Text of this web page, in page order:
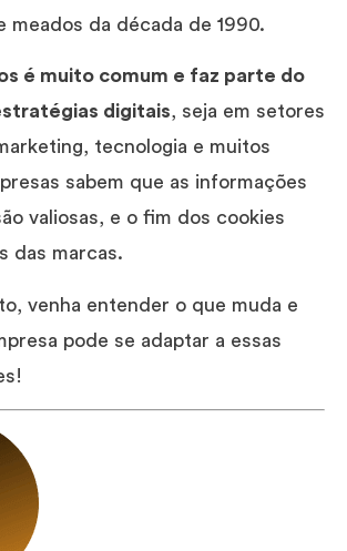
meados da década de 1990.
é muito comum e faz parte do
digitais, seja em setores
tecnologia e muitos
sabem que as informações
valiosas, e o fim dos cookies
das marcas.
venha entender o que muda e
pode se adaptar a essas